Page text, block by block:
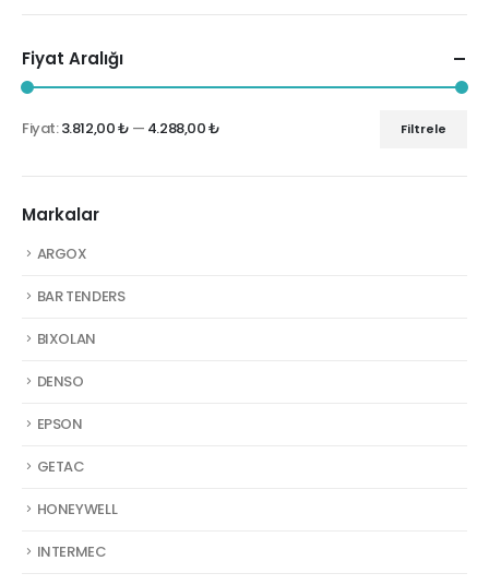
Fiyat Aralığı
En
En
Filtrele
Fiyat:3.812,00 ₺ — 4.288,00 ₺
Markalar
ARGOX
BAR TENDERS
BIXOLAN
DENSO
EPSON
GETAC
HONEYWELL
INTERMEC